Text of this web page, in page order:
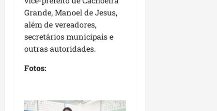
Grande, Manoel de Jesus,
além de vereadores,
secretários municipais e
outras autoridades.
Fotos: